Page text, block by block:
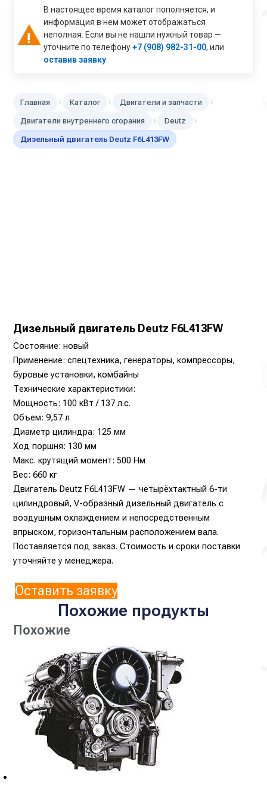
В настоящее время каталог пополняется, и
информация в нем может отображаться
неполная. Если вы не нашли нужный товар —
уточните по телефону+7 (908) 982-31-00, или
оставив заявку
Главная › Каталог › Двигатели и запчасти ›
Двигатели внутреннего сгорания › Deutz ›
Дизельный двигатель Deutz F6L413FW
Дизельный двигатель Deutz F6L413FW
Состояние: новый
Применение: спецтехника, генераторы, компрессоры,
буровые установки, комбайны
Технические характеристики:
Мощность: 100 кВт / 137 л.с.
Объем: 9,57 л
Диаметр цилиндра: 125 мм
Ход поршня: 130 мм
Макс. крутящий момент: 500 Нм
Вес: 660 кг
Двигатель Deutz F6L413FW — четырёхтактный 6-ти
цилиндровый, V-образный дизельный двигатель с
воздушным охлаждением и непосредственным
впрыском, горизонтальным расположением вала.
Поставляется под заказ. Стоимость и сроки поставки
уточняйте у менеджера.
Оставить заявку
Похожие продукты
Похожие